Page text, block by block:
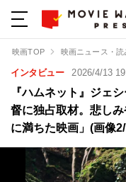
映画TOP 映画ニュース・読
インタビュー 2026/4/13
『ハムネット』ジェ
督に独占取材。悲し
に満ちた映画」(画像